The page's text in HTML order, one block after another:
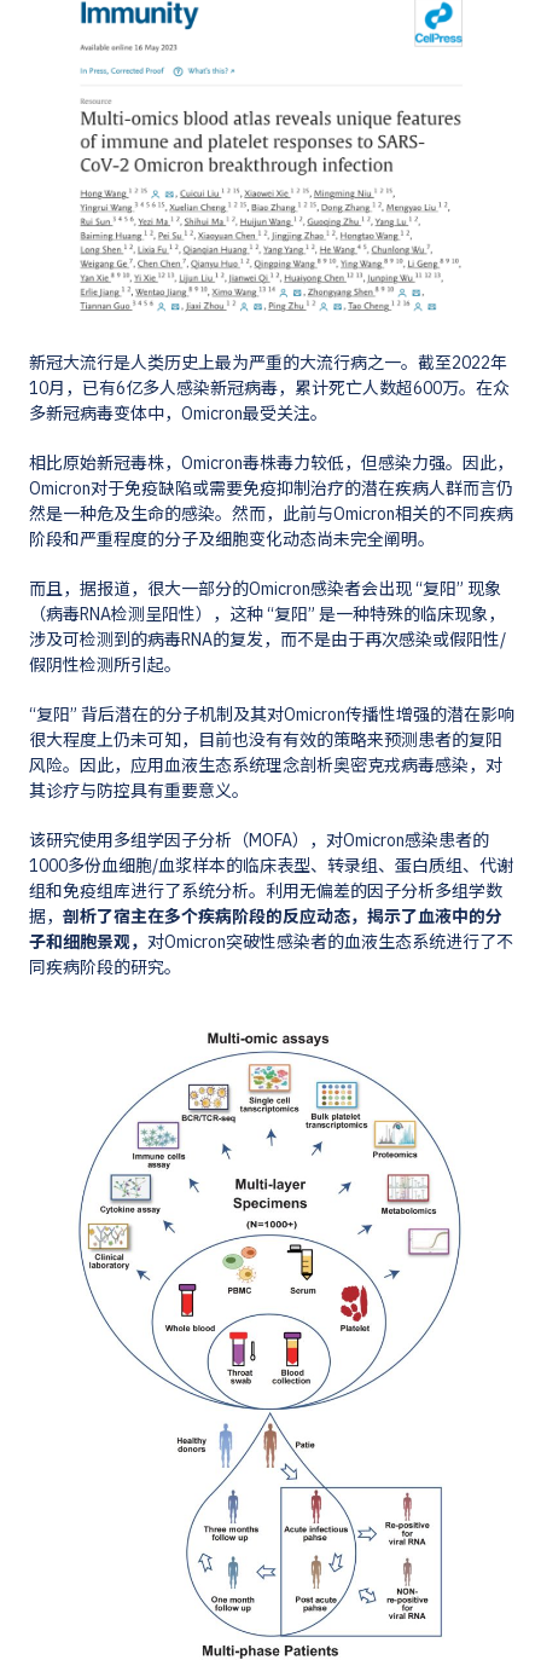
新冠大流行是人类历史上最为严重的大流行病之一。截至2022年
10月，已有6亿多人感染新冠病毒，累计死亡人数超600万。在众
多新冠病毒变体中，Omicron最受关注。
相比原始新冠毒株，Omicron毒株毒力较低，但感染力强。因此，
Omicron对于免疫缺陷或需要免疫抑制治疗的潜在疾病人群而言仍
然是一种危及生命的感染。然而，此前与Omicron相关的不同疾病
阶段和严重程度的分子及细胞变化动态尚未完全阐明。
而且，据报道，很大一部分的Omicron感染者会出现 “复阳” 现象
（病毒RNA检测呈阳性），这种 “复阳” 是一种特殊的临床现象，
涉及可检测到的病毒RNA的复发，而不是由于再次感染或假阳性/
假阴性检测所引起。
“复阳” 背后潜在的分子机制及其对Omicron传播性增强的潜在影响
很大程度上仍未可知，目前也没有有效的策略来预测患者的复阳
风险。因此，应用血液生态系统理念剖析奥密克戎病毒感染，对
其诊疗与防控具有重要意义。
该研究使用多组学因子分析（MOFA），对Omicron感染患者的
1000多份血细胞/血浆样本的临床表型、转录组、蛋白质组、代谢
组和免疫组库进行了系统分析。利用无偏差的因子分析多组学数
据，剖析了宿主在多个疾病阶段的反应动态，揭示了血液中的分
子和细胞景观，对Omicron突破性感染者的血液生态系统进行了不
同疾病阶段的研究。